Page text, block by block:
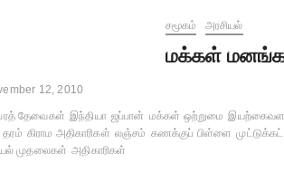
சமூகம் அரசியல்
மக்கள்
12, 2010
தேவைகள் இந்தியா ஜப்பான் மக்கள் ஒற்றுமை
கிராம அதிகாரிகள் லஞ்சம் கணக்குப் பிள்ளை
முதலைகள் அதிகாரிகள்